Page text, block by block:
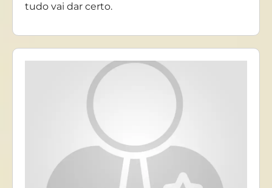
tudo vai dar certo.